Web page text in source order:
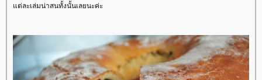
ต่ละเล่มน่าสนทั้งนั้นเลยนะค่ะ